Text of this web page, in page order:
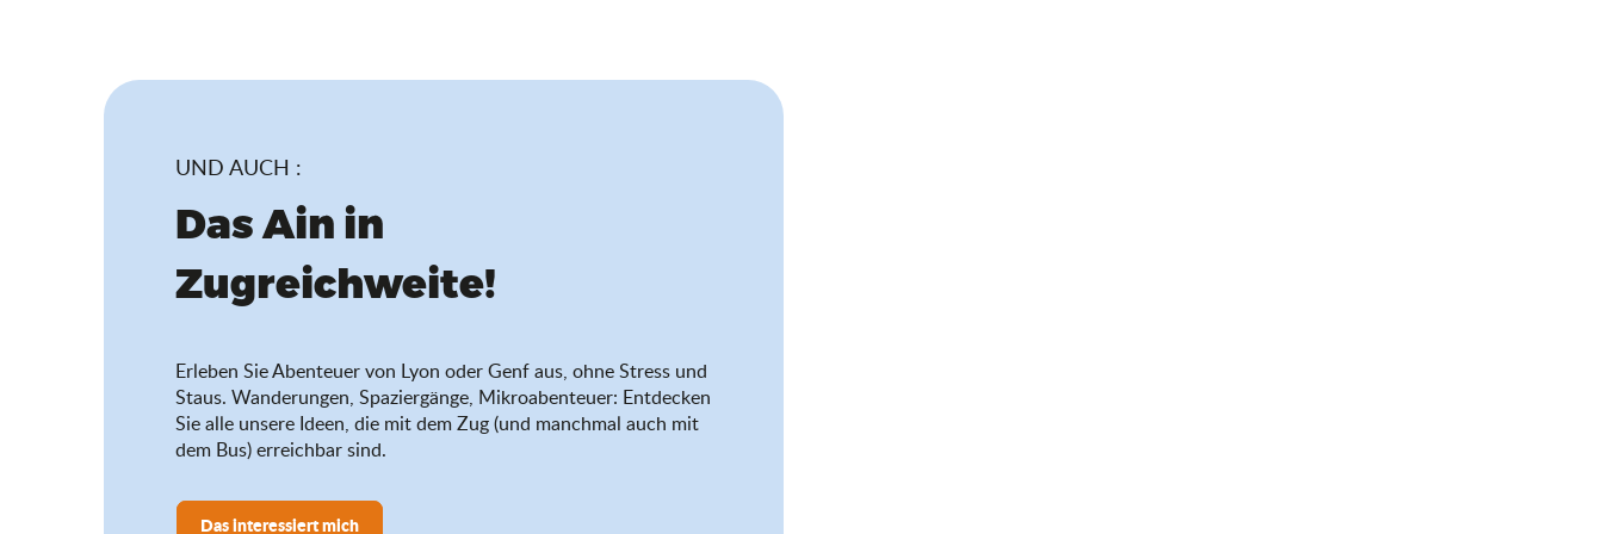
UND AUCH :
Das Ain in
Zugreichweite!
Erleben Sie Abenteuer von Lyon oder Genf aus, ohne Stress und
Staus. Wanderungen, Spaziergänge, Mikroabenteuer: Entdecken
Sie alle unsere Ideen, die mit dem Zug (und manchmal auch mit
dem Bus) erreichbar sind.
Das interessiert mich